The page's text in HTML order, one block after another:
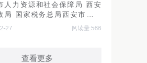
人力资源和社会保障局 西安
局 国家税务总局西安市税务
转发大龄领取失业保险金人员
27 阅读量:566
查看更多